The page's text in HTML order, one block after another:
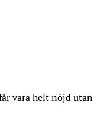
vara helt nöjd utan